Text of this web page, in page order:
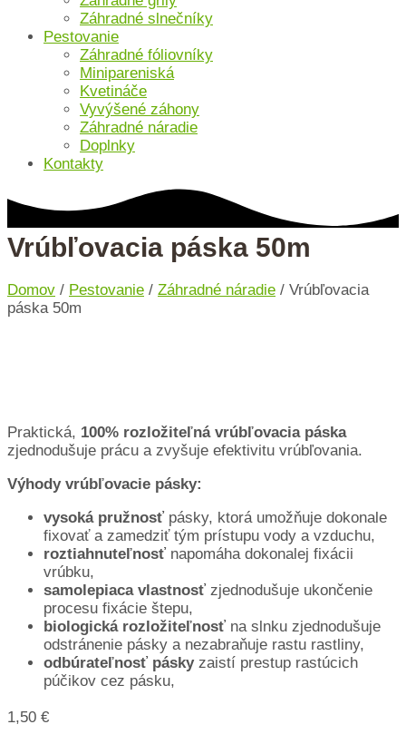
Záhradné slnečníky
Pestovanie
Záhradné fóliovníky
Minipareniská
Kvetináče
Vyvýšené záhony
Záhradné náradie
Doplnky
Kontakty
Vrúbľovacia páska 50m
Domov / Pestovanie / Záhradné náradie / Vrúbľovacia
páska 50m
Praktická, 100% rozložiteľná vrúbľovacia páska
zjednodušuje prácu a zvyšuje efektivitu vrúbľovania.
Výhody vrúbľovacie pásky:
vysoká pružnosť pásky, ktorá umožňuje dokonale
fixovať a zamedziť tým prístupu vody a vzduchu,
roztiahnuteľnosť napomáha dokonalej fixácii
vrúbku,
samolepiaca vlastnosť zjednodušuje ukončenie
procesu fixácie štepu,
biologická rozložiteľnosť na slnku zjednodušuje
odstránenie pásky a nezabraňuje rastu rastliny,
odbúrateľnosť páskyzaistí prestup rastúcich
púčikov cez pásku,
1,50 €